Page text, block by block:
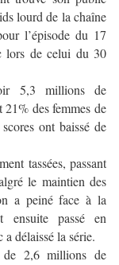
lourd de la chaîne
l’épisode du 17
lors de celui du 30
5,3 millions de
21% des femmes de
ont baissé de
tassées, passant
le maintien des
a peiné face à la
ensuite passé en
délaissé la série.
de 2,6 millions de